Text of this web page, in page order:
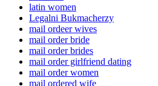
latin women
Legalni Bukmacherzy
mail ordeer wives
mail order bride
mail order brides
mail order girlfriend dating
mail order women
mail ordered wife